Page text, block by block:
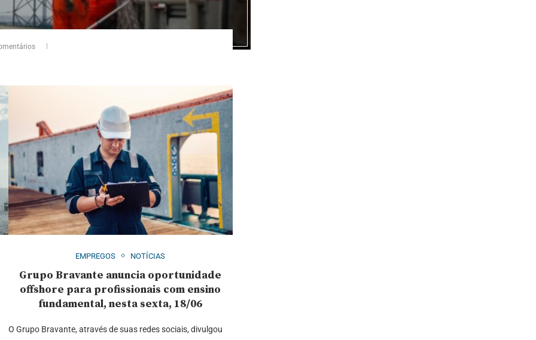
EMPREGOS NOTÍCIAS
Grupo Bravante anuncia oportunidade
offshore para profissionais com ensino
fundamental, nesta sexta, 18/06
O Grupo Bravante, através de suas redes sociais, divulgou